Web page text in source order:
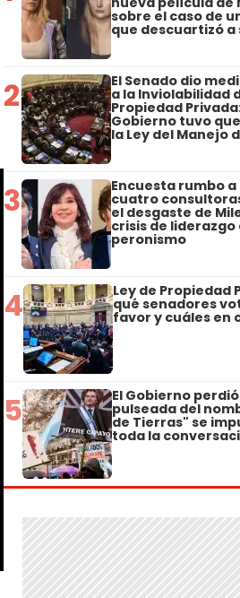
sobre el caso de
que descuartizó a
2 El Senado dio
a la Inviolabilidad
Propiedad
Gobierno tuvo
la Ley del Manejo
3 Encuesta rumbo a
cuatro
el desgaste de
crisis de liderazgo
peronismo
4 Ley de Propiedad
qué senadores
favor y cuáles en
5 El Gobierno
pulseada del
de Tierras" se
toda la